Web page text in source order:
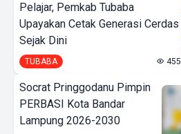
Pelajar, Pemkab Tubaba
Upayakan Cetak Generasi Cerdas
Sejak Dini
TUBABA 455
Socrat Pringgodanu Pimpin
PERBASI Kota Bandar
Lampung 2026-2030